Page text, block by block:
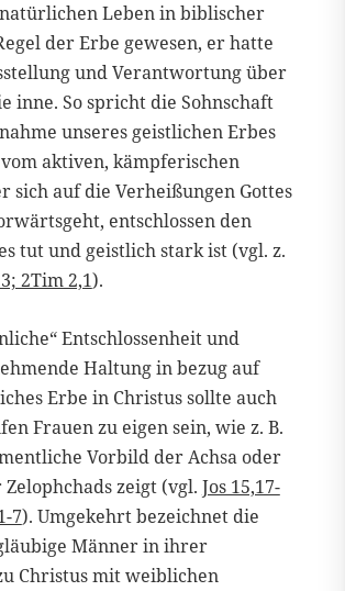
Leben in biblischer
der Erbe gewesen, er hatte
und Verantwortung über
inne. So spricht die Sohnschaft
unseres geistlichen Erbes
aktiven, kämpferischen
sich auf die Verheißungen Gottes
entschlossen den
tut und geistlich stark ist (vgl. z.
2Tim 2,1).
Entschlossenheit und
Haltung in bezug auf
Erbe in Christus sollte auch
Frauen zu eigen sein, wie z. B.
Vorbild der Achsa oder
zeigt (vgl. Jos 15,17-
7). Umgekehrt bezeichnet die
Männer in ihrer
Christus mit weiblichen